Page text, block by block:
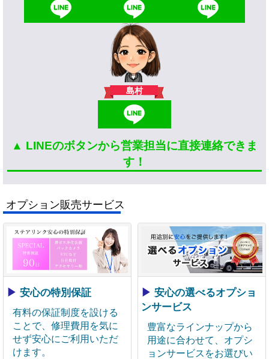
島村
▲ LINEのボタンから営業担当に直接連絡できま
す！
オプション販売サービス
▶ 安心の特別保証
有料の保証制度を設ける
ことで、修理費用を気に
せず安心にご利用いただ
けます。
▶ 安心の選べるオプショ
ンサービス
豊富なラインナップから
用途に合わせて、オプシ
ョンサービスをお選びい